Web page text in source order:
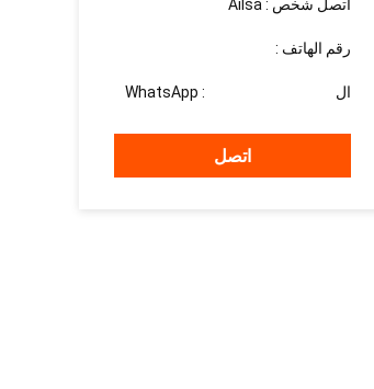
اتصل شخص : Ailsa
رقم الهاتف :
ال WhatsApp :
اتصل